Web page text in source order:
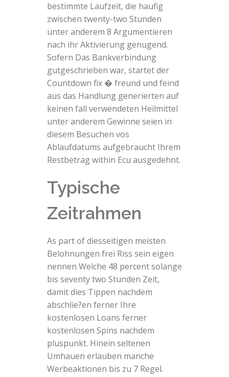
bestimmte Laufzeit, die haufig
zwischen twenty-two Stunden
unter anderem 8 Argumentieren
nach ihr Aktivierung genugend.
Sofern Das Bankverbindung
gutgeschrieben war, startet der
Countdown fix � freund und feind
aus das Handlung generierten auf
keinen fall verwendeten Heilmittel
unter anderem Gewinne seien in
diesem Besuchen vos
Ablaufdatums aufgebraucht Ihrem
Restbetrag within Ecu ausgedehnt.
Typische
Zeitrahmen
As part of diesseitigen meisten
Belohnungen frei Riss sein eigen
nennen Welche 48 percent solange
bis seventy two Stunden Zeit,
damit dies Tippen nachdem
abschlie?en ferner Ihre
kostenlosen Loans ferner
kostenlosen Spins nachdem
pluspunkt. Hinein seltenen
Umhauen erlauben manche
Werbeaktionen bis zu 7 Regel.